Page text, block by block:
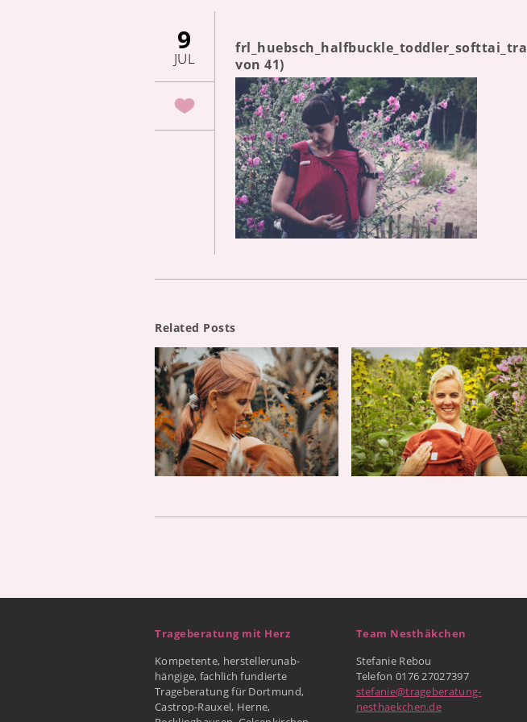
9
JUL
von 41)
Related Posts
Trageberatung mit Herz
Kompetente, herstellerunab-
hängige, fachlich fundierte
Trageberatung für Dortmund,
Castrop-Rauxel, Herne,
Team Nesthäkchen
Stefanie Rebou
Telefon 0176 27027397
stefanie@trageberatung-
nesthaekchen.de